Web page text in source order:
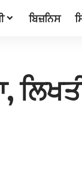
ਬਿਜ਼ਨਿਸ